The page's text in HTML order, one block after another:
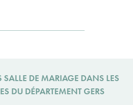
SALLE DE MARIAGE DANS LES
DU DÉPARTEMENT GERS